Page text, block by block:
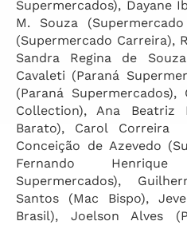
Supermercados), Dayane
M. Souza
(Supermercado Carreira),
Sandra Regina de
Cavaleti (Paraná
(Paraná
Collection), Ana
Barato), Carol Correira
Conceição de Azevedo
Fernando
Supermercados),
Santos (Mac Bispo),
Brasil), Joelson Alves